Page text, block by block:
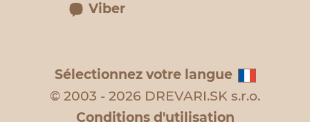
Viber
Sélectionnez votre langue
© 2003 - 2026 DREVARI.SK s.r.o.
Conditions d'utilisation